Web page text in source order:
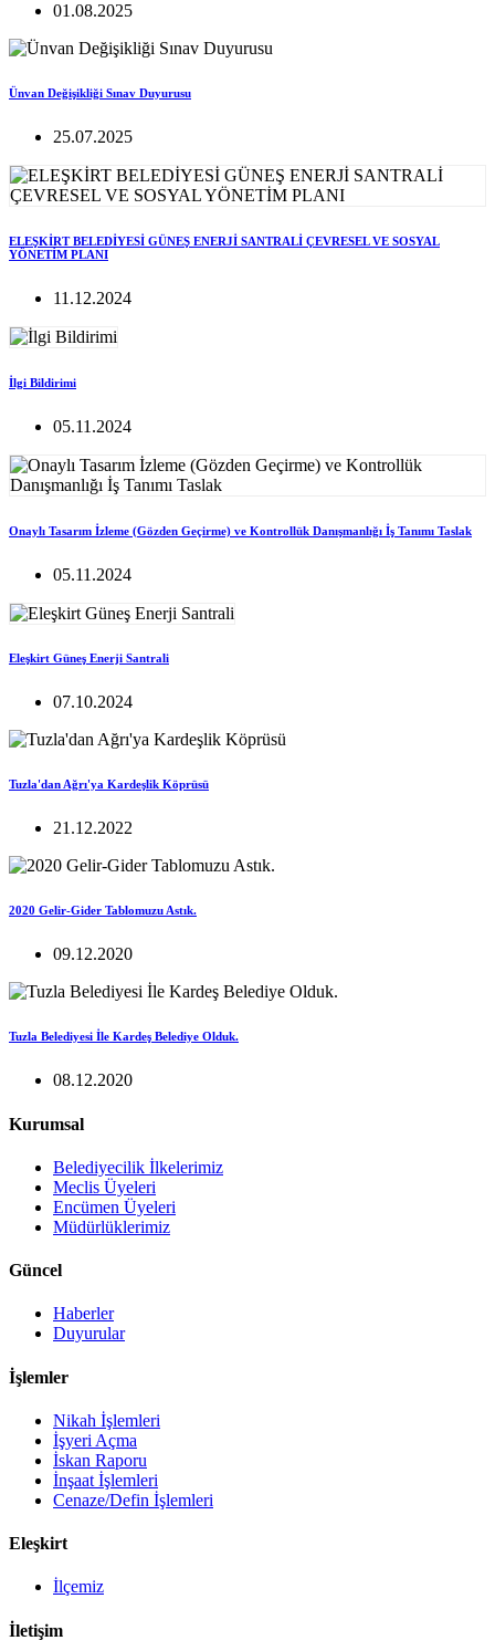
01.08.2025
Ünvan Değişikliği Sınav Duyurusu
25.07.2025
ELEŞKİRT BELEDİYESİ GÜNEŞ ENERJİ SANTRALİ ÇEVRESEL VE SOSYAL
YÖNETİM PLANI
11.12.2024
İlgi Bildirimi
05.11.2024
Onaylı Tasarım İzleme (Gözden Geçirme) ve Kontrollük Danışmanlığı İş Tanımı Taslak
05.11.2024
Eleşkirt Güneş Enerji Santrali
07.10.2024
Tuzla'dan Ağrı'ya Kardeşlik Köprüsü
21.12.2022
2020 Gelir-Gider Tablomuzu Astık.
09.12.2020
Tuzla Belediyesi İle Kardeş Belediye Olduk.
08.12.2020
Kurumsal
Belediyecilik İlkelerimiz
Meclis Üyeleri
Encümen Üyeleri
Müdürlüklerimiz
Güncel
Haberler
Duyurular
İşlemler
Nikah İşlemleri
İşyeri Açma
İskan Raporu
İnşaat İşlemleri
Cenaze/Defin İşlemleri
Eleşkirt
İlçemiz
İletişim